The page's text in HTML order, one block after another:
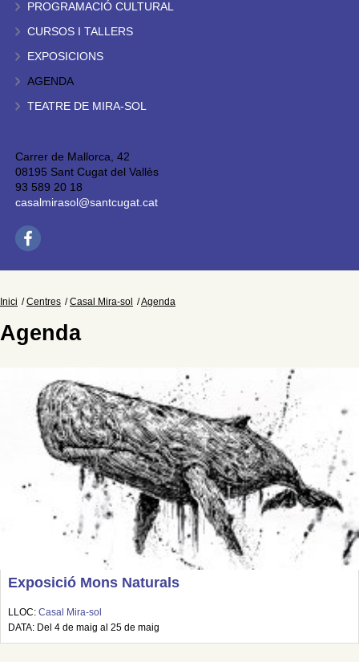
PROGRAMACIÓ CULTURAL
CURSOS I TALLERS
EXPOSICIONS
AGENDA
TEATRE DE MIRA-SOL
Carrer de Mallorca, 42
08195 Sant Cugat del Vallès
93 589 20 18
casalmirasol@santcugat.cat
Inici Centres Casal Mira-sol Agenda
Agenda
Exposició Mons Naturals
LLOC: Casal Mira-sol
DATA: Del 4 de maig al 25 de maig